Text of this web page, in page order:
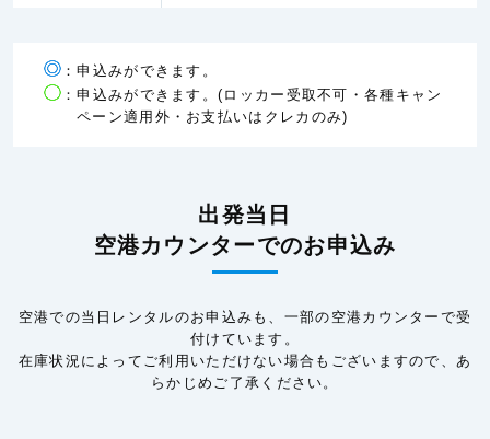
：申込みができます。
：申込みができます。(ロッカー受取不可・各種キャン
ペーン適用外・お支払いはクレカのみ)
出発当日
空港カウンターでのお申込み
空港での当日レンタルのお申込みも、一部の空港カウンターで受
付けています。
在庫状況によってご利用いただけない場合もございますので、あ
らかじめご了承ください。